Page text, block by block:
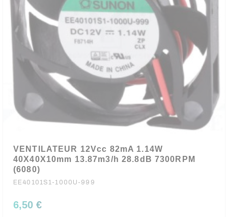
VENTILATEUR 12Vcc 82mA 1.14W
40X40X10mm 13.87m3/h 28.8dB 7300RPM
(6080)
EE40101S1-1000U-999
6,50 €